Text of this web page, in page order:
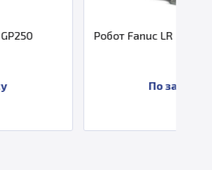
Робот Fanuc LR Mate 200iD/7WP